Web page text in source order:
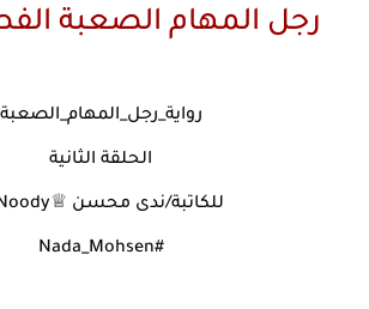
رجل المهام الصعبة
رواية_رجل_المهام_الصعبة
الحلقة الثانية
للكاتبة/ندى محسن ♕Noody♕
#Nada_Mohsen